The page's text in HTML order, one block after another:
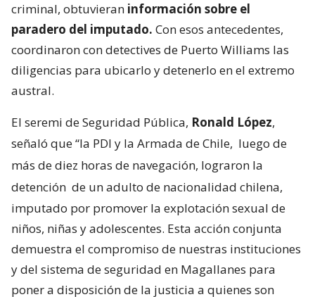
criminal, obtuvieran información sobre el
paradero del imputado. Con esos antecedentes,
coordinaron con detectives de Puerto Williams las
diligencias para ubicarlo y detenerlo en el extremo
austral.
El seremi de Seguridad Pública, Ronald López,
señaló que “la PDI y la Armada de Chile, luego de
más de diez horas de navegación, lograron la
detención de un adulto de nacionalidad chilena,
imputado por promover la explotación sexual de
niños, niñas y adolescentes. Esta acción conjunta
demuestra el compromiso de nuestras instituciones
y del sistema de seguridad en Magallanes para
poner a disposición de la justicia a quienes son